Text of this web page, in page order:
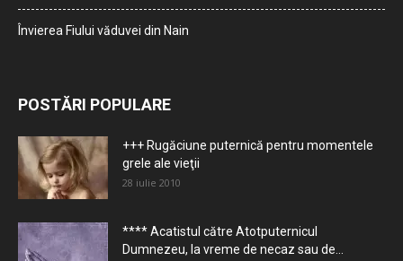
Învierea Fiului văduvei din Nain
POSTĂRI POPULARE
+++ Rugăciune puternică pentru momentele
grele ale vieţii
28 iulie 2010
**** Acatistul către Atotputernicul
Dumnezeu, la vreme de necaz sau de...